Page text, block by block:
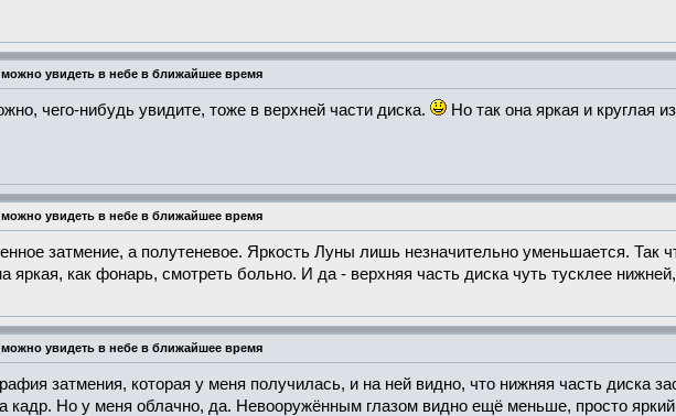
можно увидеть в небе в ближайшее время
чего-нибудь увидите, тоже в верхней части диска. Но так она яркая и круглая
можно увидеть в небе в ближайшее время
затмение, а полутеневое. Яркость Луны лишь незначительно уменьшается. Так
яркая, как фонарь, смотреть больно. И да - верхняя часть диска чуть тусклее
можно увидеть в небе в ближайшее время
затмения, которая у меня получилась, и на ней видно, что нижняя часть диска
кадр. Но у меня облачно, да. Невооружённым глазом видно ещё меньше, просто